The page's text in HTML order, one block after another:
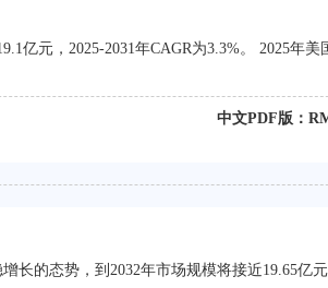
亿元，2025-2031年CAGR为3.3%。 2025年美
中文PDF版：
长的态势，到2032年市场规模将接近19.65亿